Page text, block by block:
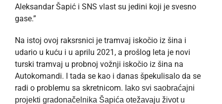
Aleksandar Šapić i SNS vlast su jedini koji je svesno
gase.”
Na istoj ovoj raksrsnici je tramvaj iskočio iz šina i
udario u kuću i u aprilu 2021, a prošlog leta je novi
turski tramvaj u probnoj vožnji iskočio iz šina na
Autokomandi. I tada se kao i danas špekulisalo da se
radi o problemu sa skretnicom. Iako svi saobraćajni
projekti gradonačelnika Šapića otežavaju život u